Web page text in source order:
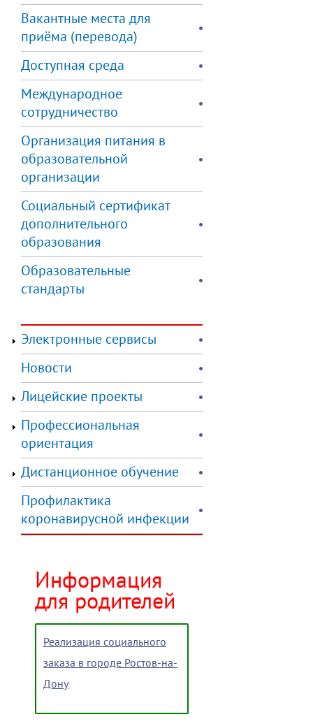
Вакантные места для
приёма (перевода)
Доступная среда
Международное
сотрудничество
Организация питания в
образовательной
организации
Социальный сертификат
дополнительного
образования
Образовательные
стандарты
Электронные сервисы
Новости
Лицейские проекты
Профессиональная
ориентация
Дистанционное обучение
Профилактика
коронавирусной инфекции
Информация
для родителей
Реализация социального
заказа в городе Ростов-на-
Дону